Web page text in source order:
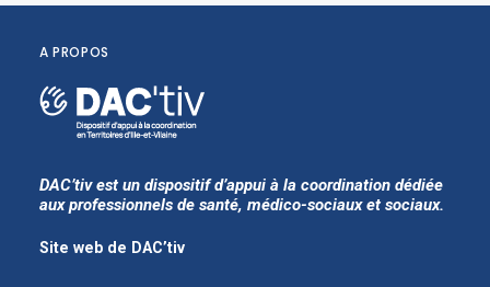
A PROPOS
DAC’tiv est un dispositif d’appui à la coordination dédiée
aux professionnels de santé, médico-sociaux et sociaux.
Site web de DAC’tiv